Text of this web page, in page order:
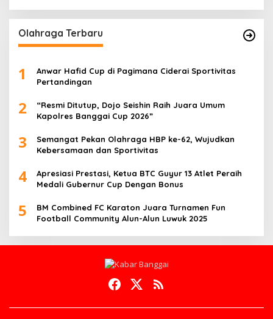
Olahraga Terbaru
1
Anwar Hafid Cup di Pagimana Ciderai Sportivitas
Pertandingan
2
“Resmi Ditutup, Dojo Seishin Raih Juara Umum
Kapolres Banggai Cup 2026”
3
Semangat Pekan Olahraga HBP ke-62, Wujudkan
Kebersamaan dan Sportivitas
4
Apresiasi Prestasi, Ketua BTC Guyur 13 Atlet Peraih
Medali Gubernur Cup Dengan Bonus
5
BM Combined FC Karaton Juara Turnamen Fun
Football Community Alun-Alun Luwuk 2025